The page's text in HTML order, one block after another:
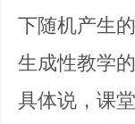
下随机产生
生成性教学
具体说，课